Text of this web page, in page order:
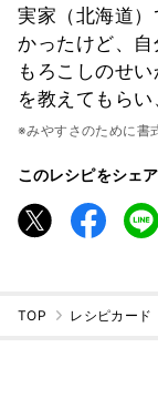
実家（北海道
かったけど、
もろこしのせ
を教えてもらい
※みやすさのために書
このレシピをシェ
TOP レシピカード